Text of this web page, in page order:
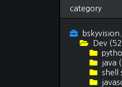
category
Dev
java
shell